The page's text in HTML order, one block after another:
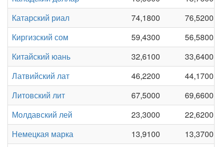
Катарский риал
74,1800
76,5200
Киргизский сом
59,4300
56,5800
Китайский юань
32,6100
33,6400
Латвийский лат
46,2200
44,1700
Литовский лит
67,5000
69,6600
Молдавский лей
23,3000
22,6200
Немецкая марка
13,9100
13,3700